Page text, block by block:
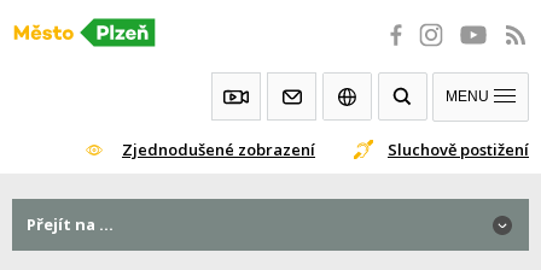
Přeskočit
Zjednodušené zobrazení Sluchově postižení
MENU
Přejít na ...